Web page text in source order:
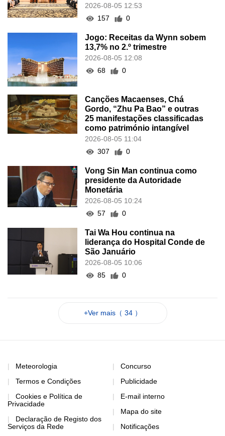
2026-08-05 12:53
157
0
Jogo: Receitas da Wynn sobem
13,7% no 2.º trimestre
2026-08-05 12:08
68
0
Canções Macaenses, Chá
Gordo, “Zhu Pa Bao” e outras
25 manifestações classificadas
como património intangível
2026-08-05 11:04
307
0
Vong Sin Man continua como
presidente da Autoridade
Monetária
2026-08-05 10:24
57
0
Tai Wa Hou continua na
liderança do Hospital Conde de
São Januário
2026-08-05 10:06
85
0
+Ver mais（ 34 ）
Meteorologia
Termos e Condições
Cookies e Política de
Privacidade
Declaração de Registo dos
Serviços da Rede
Concurso
Publicidade
E-mail interno
Mapa do site
Notificações